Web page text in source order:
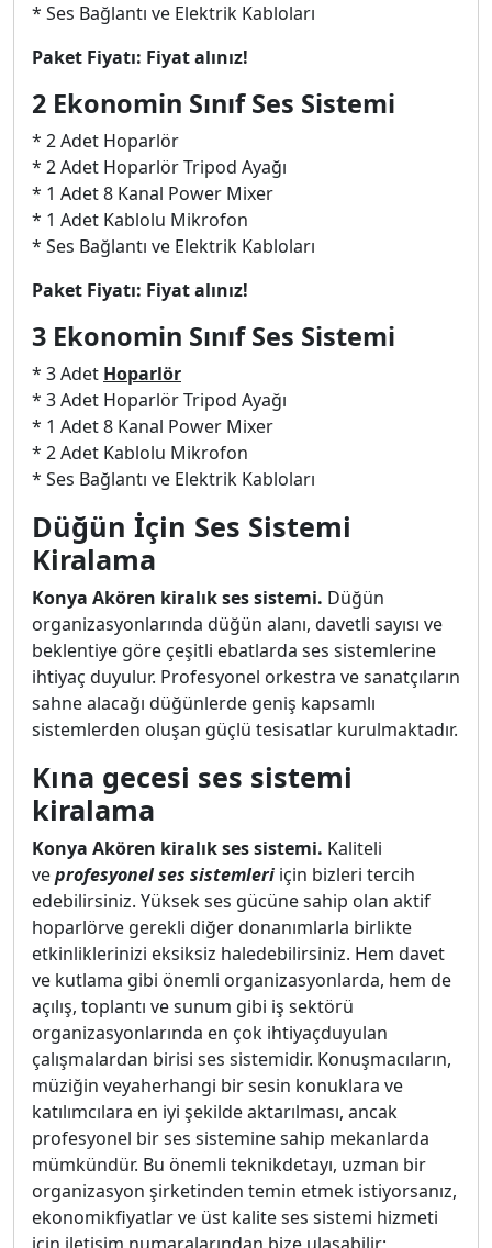
* Ses Bağlantı ve Elektrik Kabloları
Paket Fiyatı: Fiyat alınız!
2 Ekonomin Sınıf Ses Sistemi
* 2 Adet Hoparlör
* 2 Adet Hoparlör Tripod Ayağı
* 1 Adet 8 Kanal Power Mixer
* 1 Adet Kablolu Mikrofon
* Ses Bağlantı ve Elektrik Kabloları
Paket Fiyatı: Fiyat alınız!
3 Ekonomin Sınıf Ses Sistemi
* 3 Adet Hoparlör
* 3 Adet Hoparlör Tripod Ayağı
* 1 Adet 8 Kanal Power Mixer
* 2 Adet Kablolu Mikrofon
* Ses Bağlantı ve Elektrik Kabloları
Düğün İçin Ses Sistemi
Kiralama
Konya Akören kiralık ses sistemi. Düğün
organizasyonlarında düğün alanı, davetli sayısı ve
beklentiye göre çeşitli ebatlarda ses sistemlerine
ihtiyaç duyulur. Profesyonel orkestra ve sanatçıların
sahne alacağı düğünlerde geniş kapsamlı
sistemlerden oluşan güçlü tesisatlar kurulmaktadır.
Kına gecesi ses sistemi
kiralama
Konya Akören kiralık ses sistemi. Kaliteli
veprofesyonel ses sistemleri için bizleri tercih
edebilirsiniz. Yüksek ses gücüne sahip olan aktif
hoparlörve gerekli diğer donanımlarla birlikte
etkinliklerinizi eksiksiz haledebilirsiniz. Hem davet
ve kutlama gibi önemli organizasyonlarda, hem de
açılış, toplantı ve sunum gibi iş sektörü
organizasyonlarında en çok ihtiyaçduyulan
çalışmalardan birisi ses sistemidir. Konuşmacıların,
müziğin veyaherhangi bir sesin konuklara ve
katılımcılara en iyi şekilde aktarılması, ancak
profesyonel bir ses sistemine sahip mekanlarda
mümkündür. Bu önemli teknikdetayı, uzman bir
organizasyon şirketinden temin etmek istiyorsanız,
ekonomikfiyatlar ve üst kalite ses sistemi hizmeti